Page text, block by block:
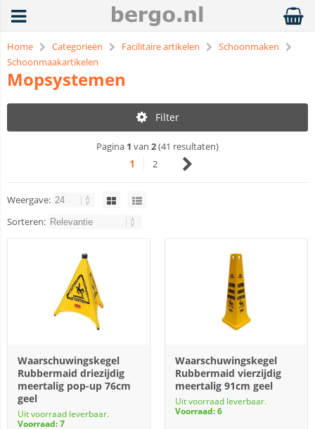
Home Categorieën Facilitaire artikelen
Schoonmaken
Schoonmaakartikelen
Mopsystemen
Filter
Pagina 1 van 2(41 resultaten)
1 2
Weergave:
Sorteren:
Waarschuwingskegel
Rubbermaid driezijdig
meertalig pop-up 76cm
geel
Uit voorraad leverbaar.
Voorraad: 7
Waarschuwingskegel
Rubbermaid vierzijdig
meertalig 91cm geel
Uit voorraad leverbaar.
Voorraad: 6